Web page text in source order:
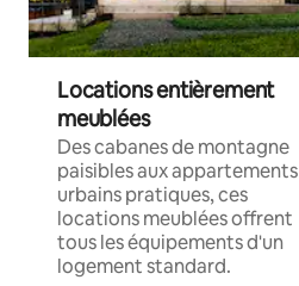
Locations entièrement
meublées
Des cabanes de montagne
paisibles aux appartements
urbains pratiques, ces
locations meublées offrent
tous les équipements d'un
logement standard.